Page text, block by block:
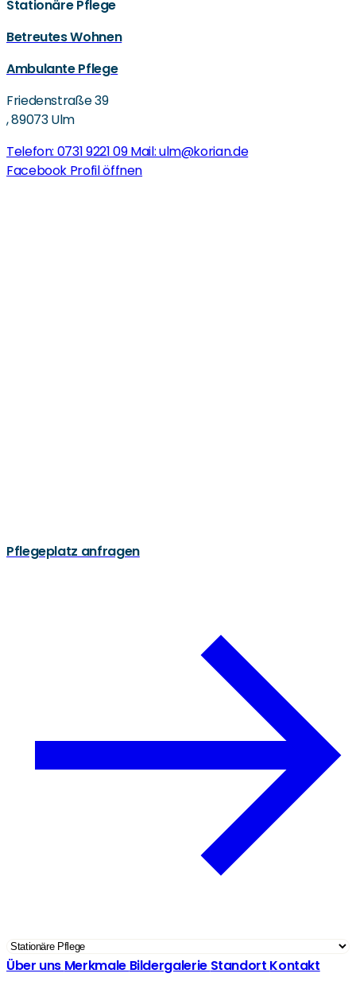
Stationäre Pflege
Betreutes Wohnen
Ambulante Pflege
Friedenstraße 39
,89073 Ulm
Telefon: 0731 9221 09Mail: ulm@korian.de
Facebook Profil öffnen
Pflegeplatz anfragen
Über uns Merkmale Bildergalerie Standort Kontakt